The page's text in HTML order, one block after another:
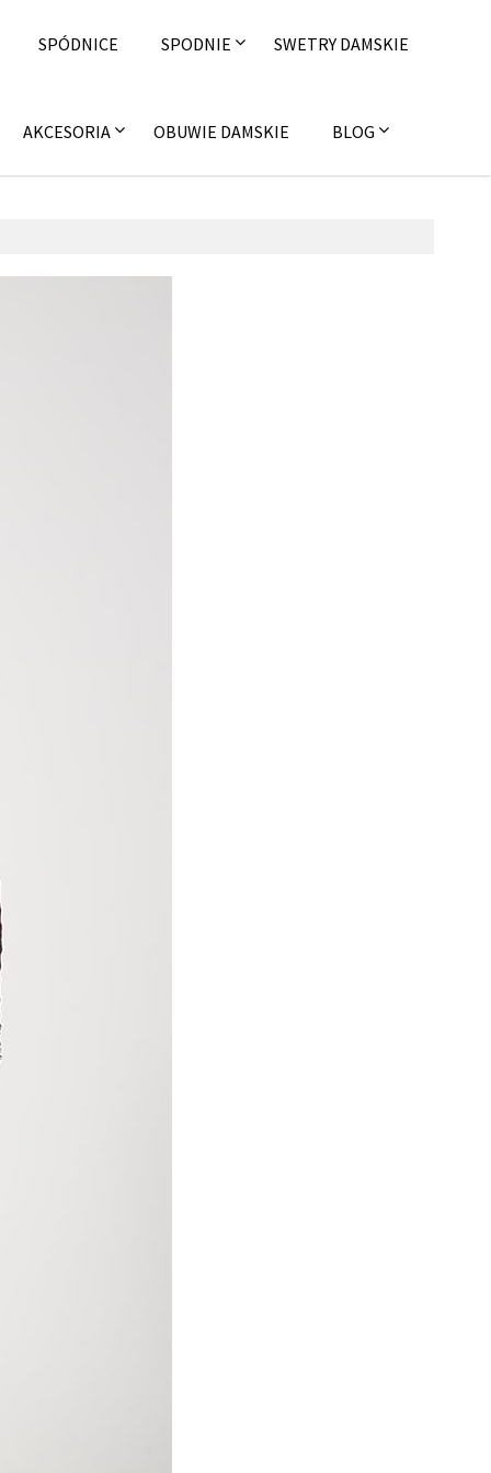
SPÓDNICE SPODNIE SWETRY DAMSKIE
AKCESORIA OBUWIE DAMSKIE BLOG